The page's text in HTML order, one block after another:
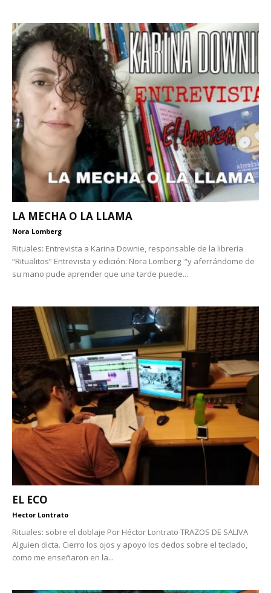
LA MECHA O LA LLAMA
Nora Lomberg
Rituales: Entrevista a Karina Downie, responsable de la librería
“Ritualitos” Entrevista y edición: Nora Lomberg “y aferrándome de
su mano pude aprender que una tarde puede...
EL ECO
Hector Lontrato
Rituales: sobre el doblaje Por Héctor Lontrato TRAZOS DE SALIVA
Alguien dicta. Cierro los ojos y apoyo los dedos sobre el teclado,
como me enseñaron en la...